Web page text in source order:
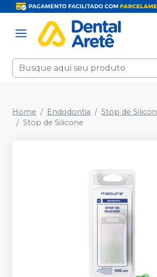
Home Endodontia
Stop de
Stop de Silicone